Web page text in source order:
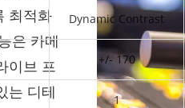
최적화
은 카메
이브 프
는 디테
Dynamic Contrast
+/- 170
1